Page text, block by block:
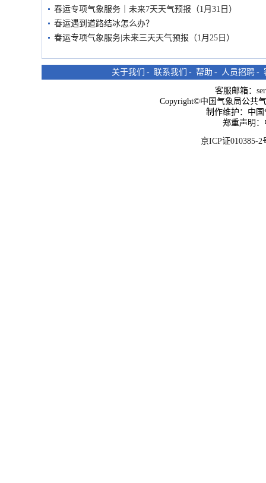
春运专项气象服务｜未来7天天气预报（1月31日）
春运遇到道路结冰怎么办？
春运专项气象服务|未来三天天气预报（1月25日）
关于我们 - 联系我们 - 帮助 - 人员招聘 -
客服邮箱：
Copyright©中国气象局公共
制作维护：中
郑重声明
京ICP证010385-2